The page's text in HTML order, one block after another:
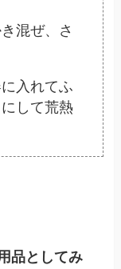
混ぜ、さ
入れてふ
して荒熱
品としてみ